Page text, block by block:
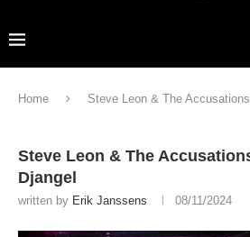
Home Steve Leon & The
Steve Leon & The
Djangel
written by Erik Janssens 08/11/2024